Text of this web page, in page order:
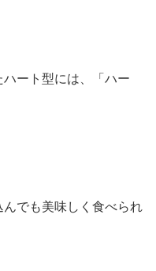
ート型には、「ハー
でも美味しく食べられ